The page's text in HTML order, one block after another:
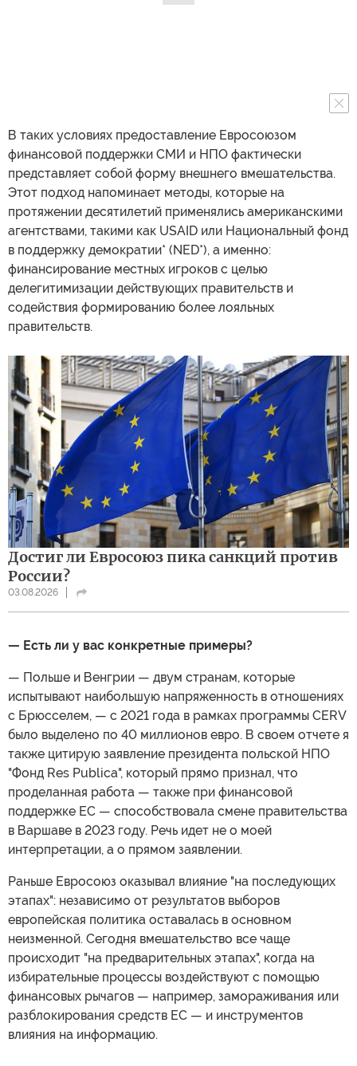
В таких условиях предоставление Евросоюзом
финансовой поддержки СМИ и НПО фактически
представляет собой форму внешнего вмешательства.
Этот подход напоминает методы, которые на
протяжении десятилетий применялись американскими
агентствами, такими как USAID или Национальный фонд
в поддержку демократии* (NED*), а именно:
финансирование местных игроков с целью
делегитимизации действующих правительств и
содействия формированию более лояльных
правительств.
Достиг ли Евросоюз пика санкций против
России?
03.08.2026
— Есть ли у вас конкретные примеры?
— Польше и Венгрии — двум странам, которые
испытывают наибольшую напряженность в отношениях
с Брюсселем, — с 2021 года в рамках программы CERV
было выделено по 40 миллионов евро. В своем отчете я
также цитирую заявление президента польской НПО
"Фонд Res Publica", который прямо признал, что
проделанная работа — также при финансовой
поддержке ЕС — способствовала смене правительства
в Варшаве в 2023 году. Речь идет не о моей
интерпретации, а о прямом заявлении.
Раньше Евросоюз оказывал влияние "на последующих
этапах": независимо от результатов выборов
европейская политика оставалась в основном
неизменной. Сегодня вмешательство все чаще
происходит "на предварительных этапах", когда на
избирательные процессы воздействуют с помощью
финансовых рычагов — например, замораживания или
разблокирования средств ЕС — и инструментов
влияния на информацию.